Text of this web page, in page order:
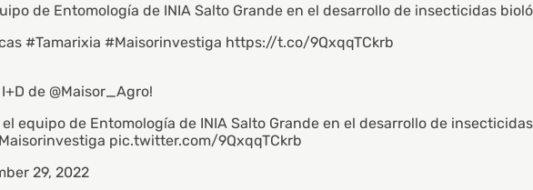
de Entomología de INIA Salto Grande en el desarrollo de insecticidas
#Tamarixia #Maisorinvestiga https://t.co/9QxqqTCkrb
de @Maisor_Agro!
equipo de Entomología de INIA Salto Grande en el desarrollo de
pic.twitter.com/9QxqqTCkrb
29, 2022